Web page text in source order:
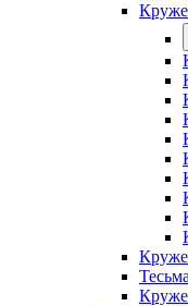
Тесьма